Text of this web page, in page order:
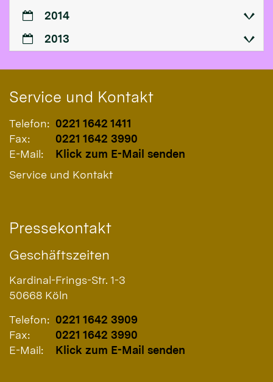
2014
2013
Service und Kontakt
Telefon: 0221 1642 1411
Fax:
0221 1642 3990
E-Mail:
Klick zum E-Mail senden
Service und Kontakt
Pressekontakt
Geschäftszeiten
Kardinal-Frings-Str. 1-3
50668 Köln
Telefon: 0221 1642 3909
Fax:
0221 1642 3990
E-Mail:
Klick zum E-Mail senden